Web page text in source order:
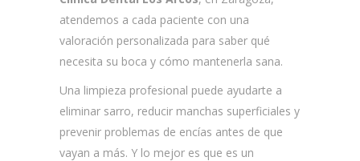
atendemos a cada paciente con una
valoración personalizada para saber qué
necesita su boca y cómo mantenerla sana.
Una limpieza profesional puede ayudarte a
eliminar sarro, reducir manchas superficiales y
prevenir problemas de encías antes de que
vayan a más. Y lo mejor es que es un